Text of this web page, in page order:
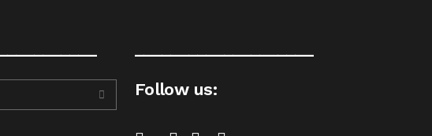
Follow us: